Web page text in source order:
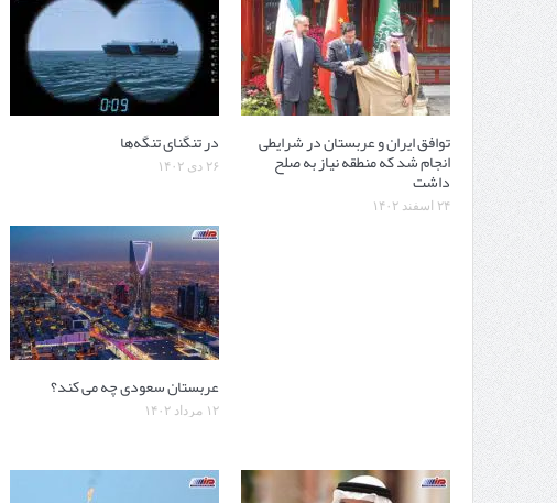
توافق ایران و عربستان در شرایطی
انجام شد که منطقه نیاز به صلح
داشت
۲۴ اسفند ۱۴۰۲
در تنگنای تنگه‌ها
۲۶ دی ۱۴۰۲
عربستان سعودی چه می کند‌؟
۱۲ مرداد ۱۴۰۲